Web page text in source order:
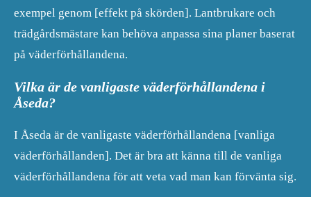
exempel genom [effekt på skörden]. Lantbrukare och
trädgårdsmästare kan behöva anpassa sina planer baserat
på väderförhållandena.
Vilka är de vanligaste väderförhållandena i
Åseda?
I Åseda är de vanligaste väderförhållandena [vanliga
väderförhållanden]. Det är bra att känna till de vanliga
väderförhållandena för att veta vad man kan förvänta sig.